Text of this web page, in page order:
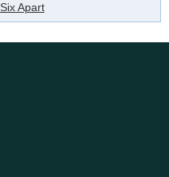
Six Apart